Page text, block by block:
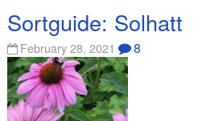
Sortguide: Solhatt
February 28, 2021 8